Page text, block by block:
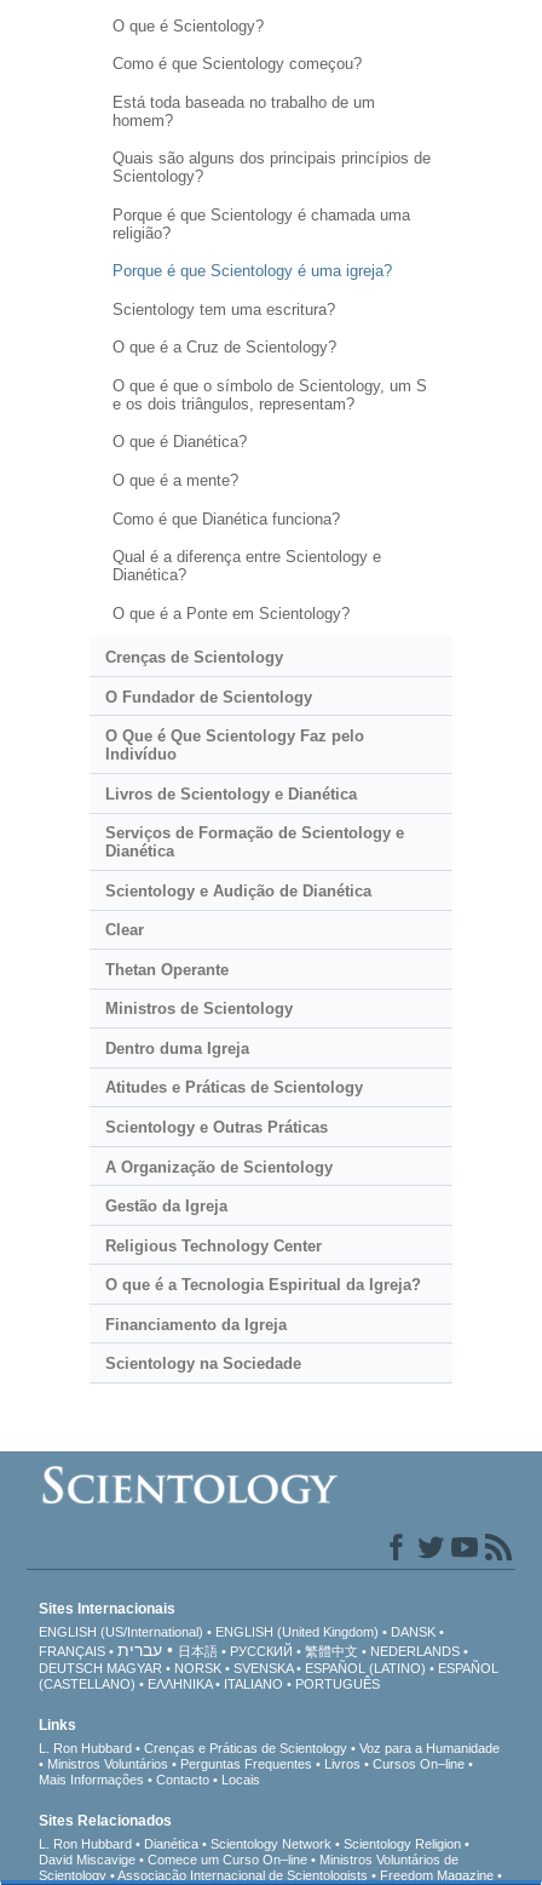
O que é Scientology?
Como é que Scientology começou?
Está toda baseada no trabalho de um
homem?
Quais são alguns dos principais princípios de
Scientology?
Porque é que Scientology é chamada uma
religião?
Porque é que Scientology é uma igreja?
Scientology tem uma escritura?
O que é a Cruz de Scientology?
O que é que o símbolo de Scientology, um S
e os dois triângulos, representam?
O que é Dianética?
O que é a mente?
Como é que Dianética funciona?
Qual é a diferença entre Scientology e
Dianética?
O que é a Ponte em Scientology?
Crenças de Scientology
O Fundador de Scientology
O Que é Que Scientology Faz pelo
Indivíduo
Livros de Scientology e Dianética
Serviços de Formação de Scientology e
Dianética
Scientology e Audição de Dianética
Clear
Thetan Operante
Ministros de Scientology
Dentro duma Igreja
Atitudes e Práticas de Scientology
Scientology e Outras Práticas
A Organização de Scientology
Gestão da Igreja
Religious Technology Center
O que é a Tecnologia Espiritual da Igreja?
Financiamento da Igreja
Scientology na Sociedade
Sites Internacionais
ENGLISH (US/International) ENGLISH (United Kingdom)
DANSK
FRANÇAIS
עברית 日本語 РУССКИЙ 繁體中文
NEDERLANDS
DEUTSCH MAGYAR NORSK SVENSKA ESPAÑOL (LATINO)
ESPAÑOL
(CASTELLANO)
ΕΛΛΗΝΙΚA ITALIANO PORTUGUÊS
Links
L. Ron Hubbard Crenças e Práticas de Scientology
Voz para a Humanidade
Ministros Voluntários
Perguntas Frequentes Livros
Cursos On–line
Mais Informações
Contacto Locais
Sites Relacionados
L. Ron Hubbard Dianética Scientology Network
Scientology Religion
David Miscavige
Comece um Curso On–line
Ministros Voluntários de
Scientology
Associação Internacional de Scientologists
Freedom Magazine